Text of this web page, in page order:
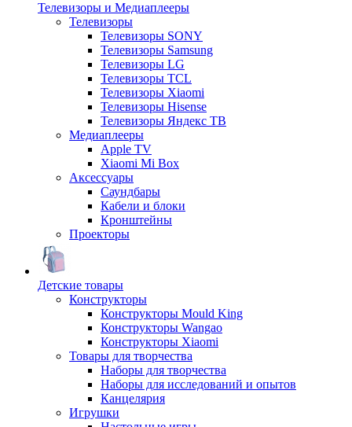
Телевизоры и Медиаплееры
Телевизоры
Телевизоры SONY
Телевизоры Samsung
Телевизоры LG
Телевизоры TCL
Телевизоры Xiaomi
Телевизоры Hisense
Телевизоры Яндекс ТВ
Медиаплееры
Apple TV
Xiaomi Mi Box
Аксессуары
Саундбары
Кабели и блоки
Кронштейны
Проекторы
Детские товары
Конструкторы
Конструкторы Mould King
Конструкторы Wangao
Конструкторы Xiaomi
Товары для творчества
Наборы для творчества
Наборы для исследований и опытов
Канцелярия
Игрушки